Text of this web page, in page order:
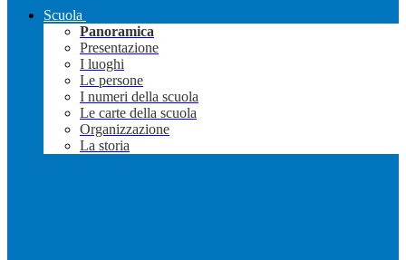
Scuola
Panoramica
Presentazione
I luoghi
Le persone
I numeri della scuola
Le carte della scuola
Organizzazione
La storia